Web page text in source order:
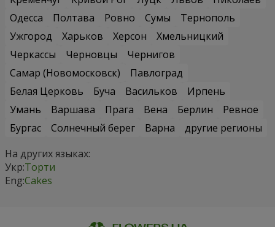
Одесса
Полтава Ровно Сумы
Тернополь
Ужгород
Харьков Херсон
Хмельницкий
Черкассы
Черновцы
Чернигов
Самар (Новомосковск)
Павлоград
Белая Церковь
Буча Васильков
Ирпень
Умань
Варшава Прага Вена Берлин
Ревное
Бургас
Солнечный берег Варна
другие регионы
На других языках:
Укр:Торти
Eng:Cakes